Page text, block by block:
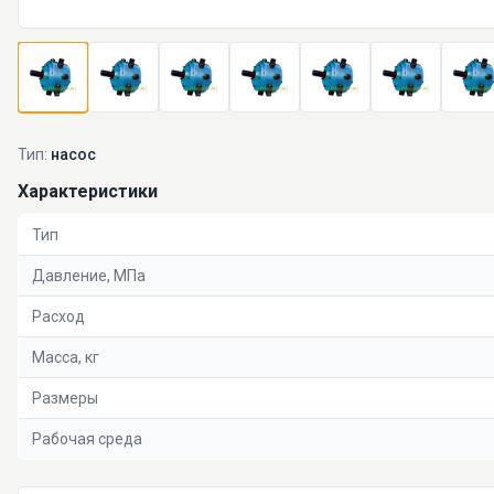
Тип: насос
Характеристики
Тип
Давление, МПа
Расход
Масса, кг
Размеры
Рабочая среда